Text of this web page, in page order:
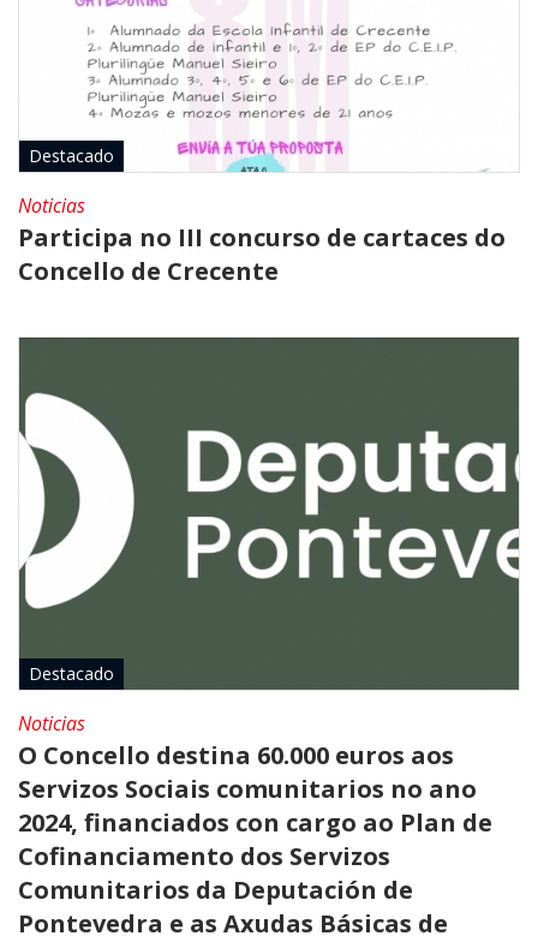
Destacado
Noticias
Participa no III concurso de cartaces do
Concello de Crecente
Destacado
Noticias
O Concello destina 60.000 euros aos
Servizos Sociais comunitarios no ano
2024, financiados con cargo ao Plan de
Cofinanciamento dos Servizos
Comunitarios da Deputación de
Pontevedra e as Axudas Básicas de